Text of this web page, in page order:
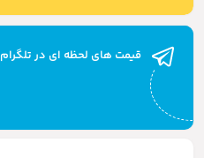
قیمت های لحظه ای در تلگرام